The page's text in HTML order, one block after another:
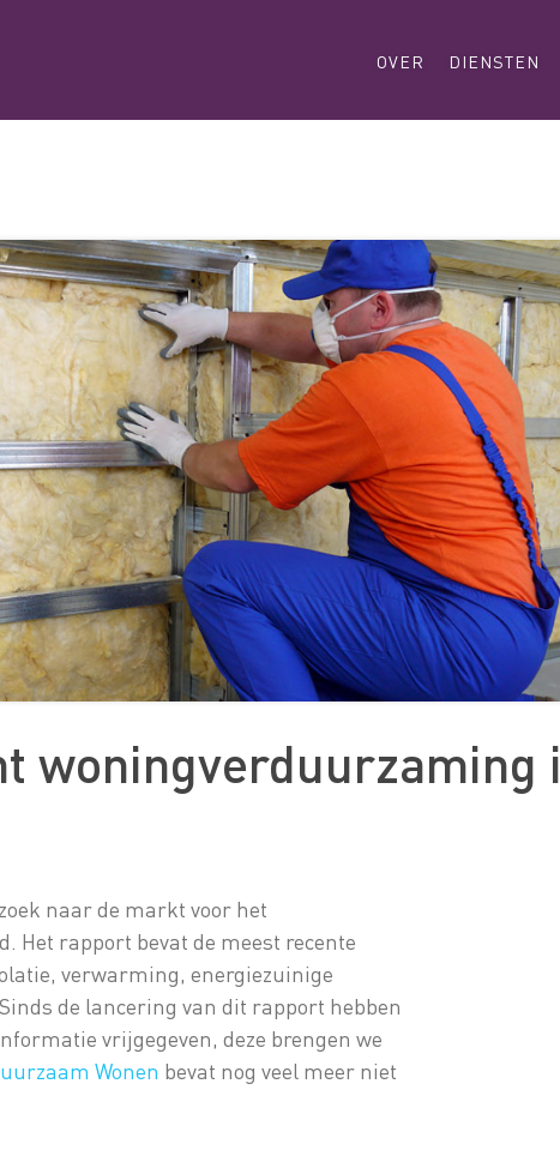
OVER DIENSTEN
naar de markt voor het
Het rapport bevat de meest recente
verwarming, energiezuinige
de lancering van dit rapport hebben
vrijgegeven, deze brengen we
Wonen bevat nog veel meer niet